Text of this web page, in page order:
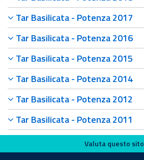
Tar Basilicata - Potenza 2017
Tar Basilicata - Potenza 2016
Tar Basilicata - Potenza 2015
Tar Basilicata - Potenza 2014
Tar Basilicata - Potenza 2012
Tar Basilicata - Potenza 2011
Valuta questo sito
Valuta questo sito